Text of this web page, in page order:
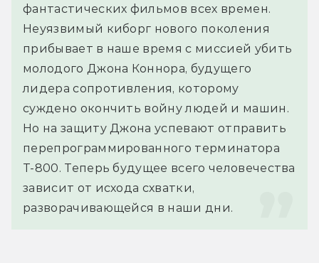
фантастических фильмов всех времен.
Неуязвимый киборг нового поколения
прибывает в наше время с миссией убить
молодого Джона Коннора, будущего
лидера сопротивления, которому
суждено окончить войну людей и машин.
Но на защиту Джона успевают отправить
перепрограммированного терминатора
Т-800. Теперь будущее всего человечества
зависит от исхода схватки,
разворачивающейся в наши дни.